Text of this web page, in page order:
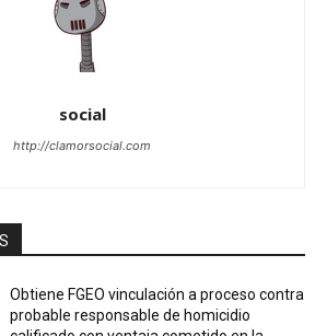
social
http://clamorsocial.com
Obtiene FGEO vinculación a proceso contra
probable responsable de homicidio